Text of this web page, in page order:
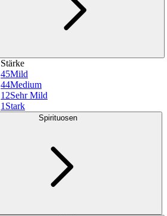
Stärke
45Mild
44Medium
12Sehr Mild
1 Stark
Spirituosen